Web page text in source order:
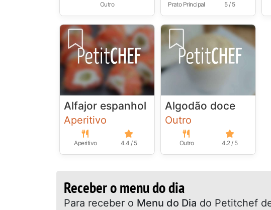
Outro Prato Principal 5 / 5
Alfajor espanhol
Aperitivo
Aperitivo 4.4 / 5
Algodão doce
Outro
Outro 4.2 / 5
Receber o menu do dia
Para receber o Menu do Dia do Petitchef